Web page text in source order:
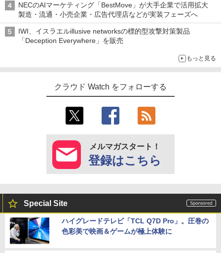
NECのAIマーケティング「BestMove」が大手企業で活用拡大
製造・流通・小売企業・広告代理店などが実装フェーズへ
IWI、イスラエルillusive networksの標的型攻撃対策製品
「Deception Everywhere」を販売
もっと見る
クラウド Watch をフォローする
メルマガスタート！
登録はこちら
Special Site
ハイグレードテレビ「TCL Q7D Pro」。圧巻の
色彩美で映画＆ゲームが極上体験に